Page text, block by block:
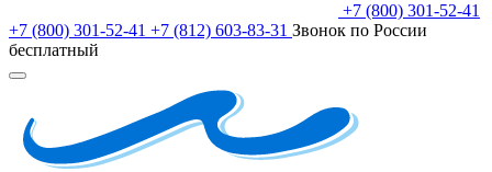
+7 (800) 301-52-41
+7 (800) 301-52-41 +7 (812) 603-83-31 Звонок по России
бесплатный